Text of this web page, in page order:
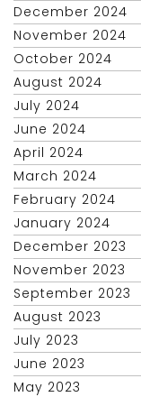
December 2024
November 2024
October 2024
August 2024
July 2024
June 2024
April 2024
March 2024
February 2024
January 2024
December 2023
November 2023
September 2023
August 2023
July 2023
June 2023
May 2023